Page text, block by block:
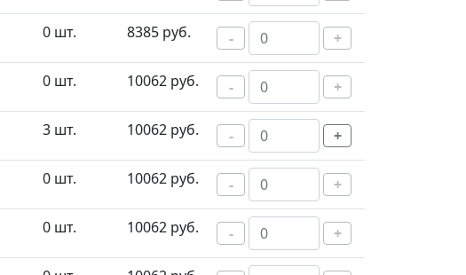
0 шт. 8385 руб. - +
0 шт. 10062 руб. - +
3 шт. 10062 руб. - +
0 шт. 10062 руб. - +
0 шт. 10062 руб. - +